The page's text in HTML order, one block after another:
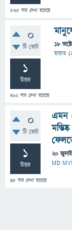
535 বার দেখা হয়েছে
0
টি ভোট
1
উত্তর
462বার দেখা হয়েছে
18
হায়াত (
0
টি ভোট
1
উত্তর
45 বার দেখা হয়েছে
এমন
20 জুলাই
MD